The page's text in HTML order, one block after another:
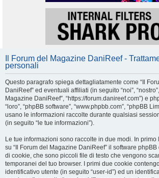
Il Forum del Magazine DaniReef -
personali
Questo paragrafo spiega dettagliatamente come “Il
DaniReef” ed eventuali affiliati (in seguito “noi”,
Magazine DaniReef”, “https://forum.danireef.com”) e
“loro”, “phpBB software”, “www.phpbb.com”, “phpBB
usano le informazioni raccolte durante qualsiasi
(in seguito “le tue informazioni”).
Le tue informazioni sono raccolte in due modi. In primo
su “Il Forum del Magazine DaniReef” il software
di cookie, che sono piccoli file di testo che vengono
temporanei del tuo browser. I primi due cookie
identificativo utente (in seguito “user-id”) ed un